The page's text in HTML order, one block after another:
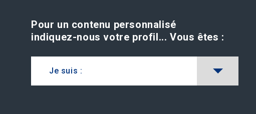
Pour un contenu personnalisé
indiquez-nous votre profil...Vous êtes :
Je suis :